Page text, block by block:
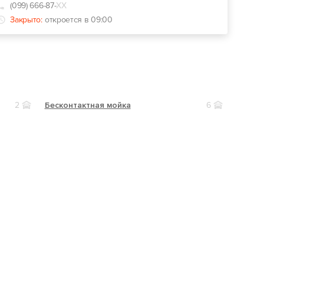
(099) 666-87-ХХ
Закрыто: откроется в 09:00
2 Бесконтактная мойка 6